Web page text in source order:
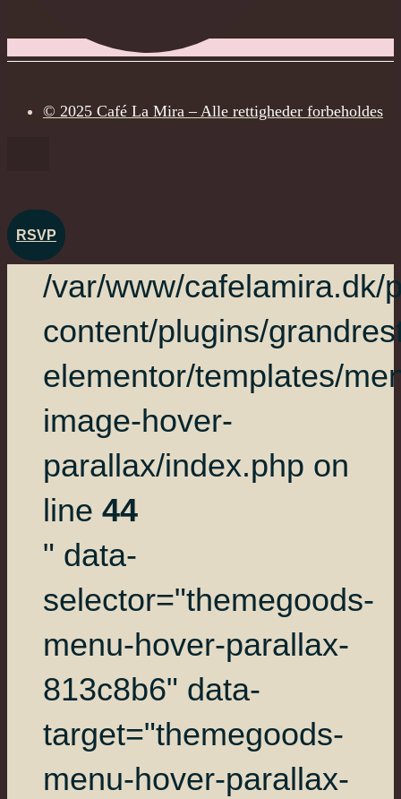
© 2025 Café La Mira – Alle rettigheder forbeholdes
RSVP
/var/www/cafelamira.dk/
content/plugins/
elementor/templates/
image-hover-
parallax/index.php on
line 44
" data-
selector="themegoods-
menu-hover-parallax-
813c8b6" data-
target="themegoods-
menu-hover-parallax-